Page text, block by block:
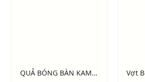
QUẢ BÓNG BÀN KAMITO GRAND